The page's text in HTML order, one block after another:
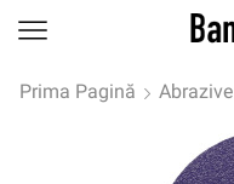
Prima Pagină Abrazive